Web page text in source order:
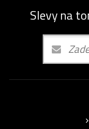
Slevy na